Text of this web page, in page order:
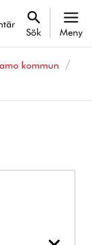
Sök Meny
kommun